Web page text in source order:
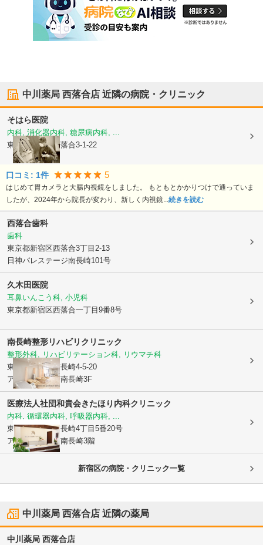
中川薬局 西落合店 近隣の病院・クリニック
そはら医院
内科, 消化器内科, 糖尿病内科, ...
東京都新宿区西落合3-1-22
口コミ: 1件 5
はじめて胃カメラと大腸内視鏡をしました。 もともとかかりつけで通っていま
したが、2024年から院長が変わり、新しく内視鏡...続きを読む
西落合歯科
歯科
東京都新宿区西落合3丁目2-13
日神パレステージ南長崎101号
久木田医院
耳鼻いんこう科, 小児科
東京都新宿区西落合一丁目9番8号
南長崎整形リハビリクリニック
整形外科, リハビリテーション科, リウマチ科
東京都豊島区南長崎4-5-20
アイテラス落合南長崎3F
医療法人社団和貴会きたほり内科クリニック
内科, 循環器内科, 呼吸器内科, ...
東京都豊島区南長崎4丁目5番20号
アイテラス落合南長崎3階
新宿区の病院・クリニック一覧
中川薬局 西落合店 近隣の薬局
中川薬局 西落合店